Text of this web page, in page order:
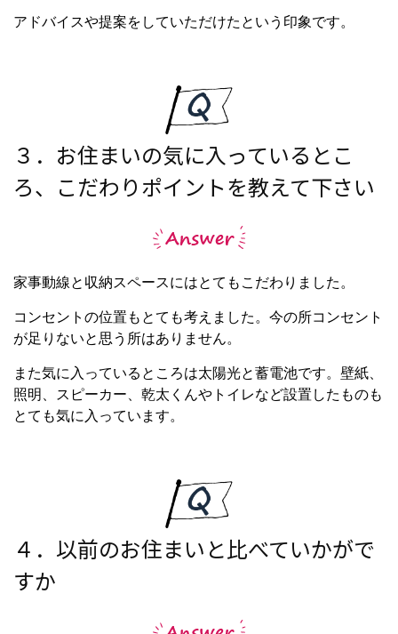
アドバイスや提案をしていただけたという印象です。
３．お住まいの気に入っているとこ
ろ、こだわりポイントを教えて下さい
家事動線と収納スペースにはとてもこだわりました。
コンセントの位置もとても考えました。今の所コンセント
が足りないと思う所はありません。
また気に入っているところは太陽光と蓄電池です。壁紙、
照明、スピーカー、乾太くんやトイレなど設置したものも
とても気に入っています。
４．以前のお住まいと比べていかがで
すか